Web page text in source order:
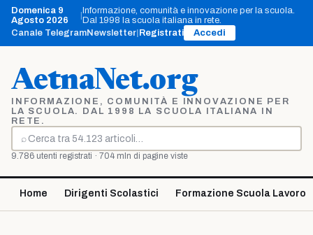
Vai
contenuto
Domenica 9
Agosto 2026
|Informazione, comunità e innovazione per la scuola.
Dal 1998 la scuola italiana in rete.
Canale TelegramNewsletter Registrati Accedi
AetnaNet.org
INFORMAZIONE, COMUNITÀ E INNOVAZIONE PER
LA SCUOLA. DAL 1998 LA SCUOLA ITALIANA IN
RETE.
⌕
Cerca
9.786 utenti registrati · 704 mln di pagine viste
Home Dirigenti Scolastici Formazione Scuola Lavoro